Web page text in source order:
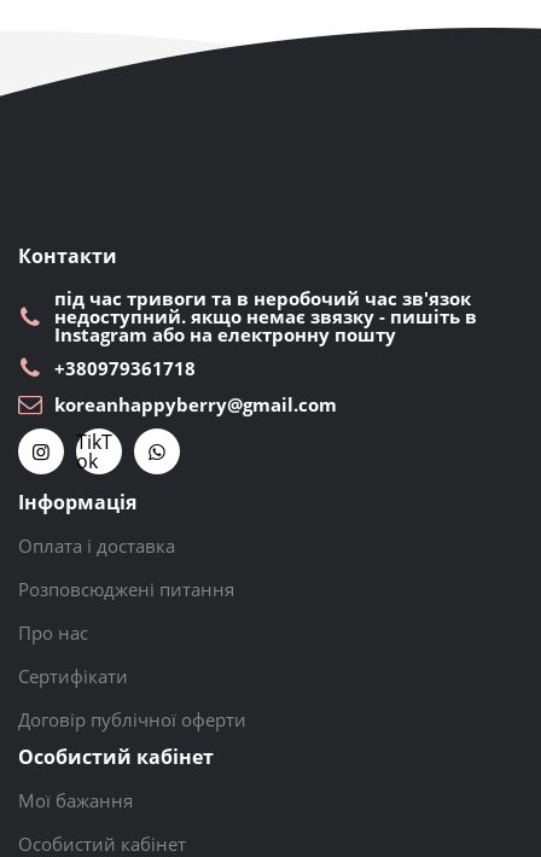
Контакти
під час тривоги та в неробочий час зв'язок
недоступний. якщо немає звязку - пишіть в
Instagram або на електронну пошту
+380979361718
koreanhappyberry@gmail.com
TikT
ok
Інформація
Оплата і доставка
Розповсюджені питання
Про нас
Сертифікати
Договір публічної оферти
Особистий кабінет
Мої бажання
Особистий кабінет